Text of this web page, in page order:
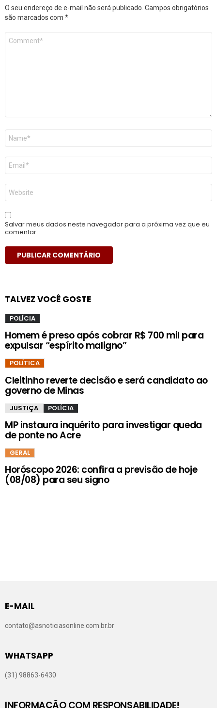
O seu endereço de e-mail não será publicado. Campos obrigatórios
são marcados com *
Comentário
Nome
E-
mail
*
Site
Salvar meus dados neste navegador para a próxima vez que eu
comentar.
TALVEZ VOCÊ GOSTE
POLÍCIA
Homem é preso após cobrar R$ 700 mil para
expulsar “espírito maligno”
POLÍTICA
Cleitinho reverte decisão e será candidato ao
governo de Minas
JUSTIÇA POLÍCIA
MP instaura inquérito para investigar queda
de ponte no Acre
GERAL
Horóscopo 2026: confira a previsão de hoje
(08/08) para seu signo
E-MAIL
contato@asnoticiasonline.com.br.br
WHATSAPP
(31) 98863-6430
INFORMAÇÃO COM RESPONSABILIDADE!